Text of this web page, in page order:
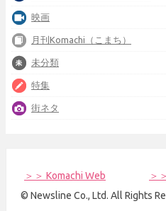
映画
月刊Komachi（こまち）
未分類
特集
街ネタ
＞＞ Komachi Web
＞
© Newsline Co., Ltd. All Rights